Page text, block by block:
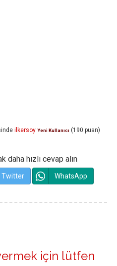
ilkersoy Yeni Kullanıcı (190 puan)
daha hızlı cevap alın
Twitter WhatsApp
için lütfen